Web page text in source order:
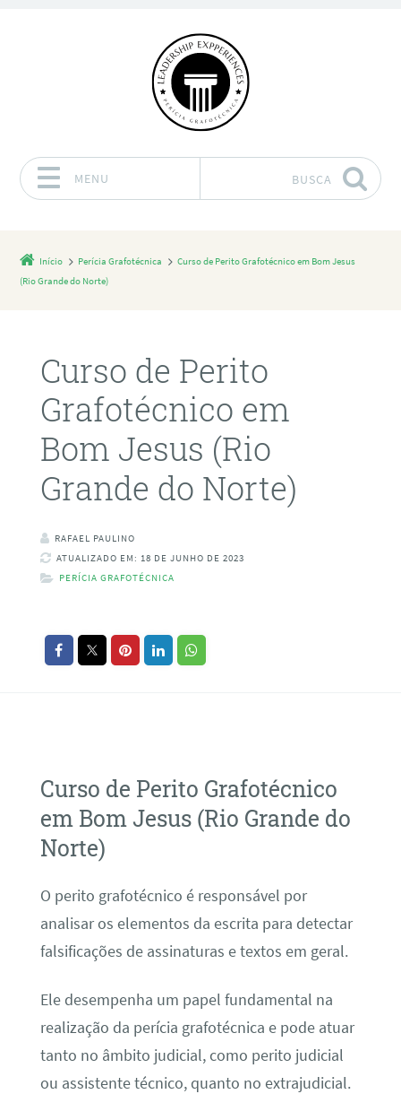
MENU BUSCA
Início Perícia Grafotécnica
Curso de Perito Grafotécnico em Bom Jesus
(Rio Grande do Norte)
Curso de Perito
Grafotécnico em
Bom Jesus (Rio
Grande do Norte)
RAFAEL PAULINO
ATUALIZADO EM: 18 DE JUNHO DE 2023
PERÍCIA GRAFOTÉCNICA
Curso de Perito Grafotécnico
em Bom Jesus (Rio Grande do
Norte)
O perito grafotécnico é responsável por
analisar os elementos da escrita para detectar
falsificações de assinaturas e textos em geral.
Ele desempenha um papel fundamental na
realização da perícia grafotécnica e pode atuar
tanto no âmbito judicial, como perito judicial
ou assistente técnico, quanto no extrajudicial.